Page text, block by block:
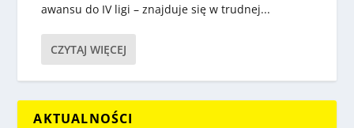
awansu do IV ligi – znajduje się w trudnej...
CZYTAJ WIĘCEJ
AKTUALNOŚCI